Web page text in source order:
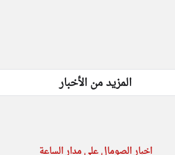
المزيد من الأخبار